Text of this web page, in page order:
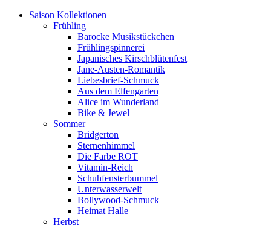
Saison Kollektionen
Frühling
Barocke Musikstückchen
Frühlingspinnerei
Japanisches Kirschblütenfest
Jane-Austen-Romantik
Liebesbrief-Schmuck
Aus dem Elfengarten
Alice im Wunderland
Bike & Jewel
Sommer
Bridgerton
Sternenhimmel
Die Farbe ROT
Vitamin-Reich
Schuhfensterbummel
Unterwasserwelt
Bollywood-Schmuck
Heimat Halle
Herbst